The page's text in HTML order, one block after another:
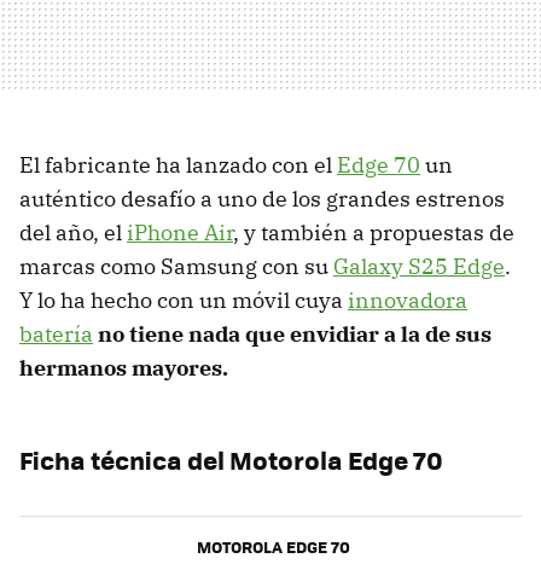
El fabricante ha lanzado con el Edge 70 un
auténtico desafío a uno de los grandes estrenos
del año, el iPhone Air, y también a propuestas de
marcas como Samsung con su Galaxy S25 Edge.
Y lo ha hecho con un móvil cuya innovadora
batería no tiene nada que envidiar a la de sus
hermanos mayores.
Ficha técnica del Motorola Edge 70
MOTOROLA EDGE 70